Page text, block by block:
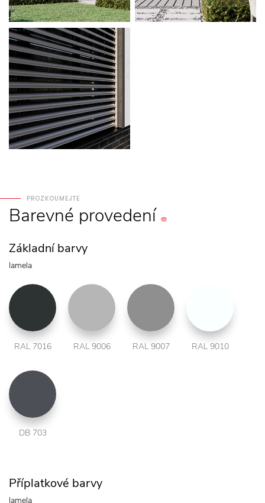
PROZKOUMEJTE
Barevné provedení
Základní barvy
lamela
RAL 7016 RAL 9006 RAL 9007 RAL 9010
DB 703
Příplatkové barvy
lamela